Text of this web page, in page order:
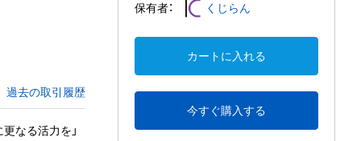
過去の取引履歴
なる活力を」
保有者： くじらん
カートに入れる
今すぐ購入する